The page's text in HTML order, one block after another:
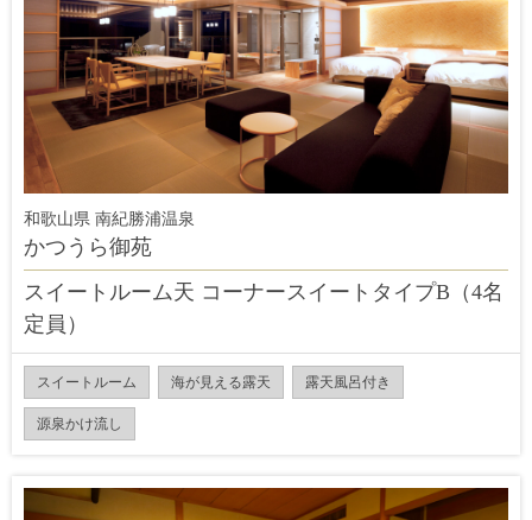
和歌山県 南紀勝浦温泉
かつうら御苑
スイートルーム天 コーナースイートタイプB（4名
定員）
スイートルーム 海が見える露天 露天風呂付き
源泉かけ流し